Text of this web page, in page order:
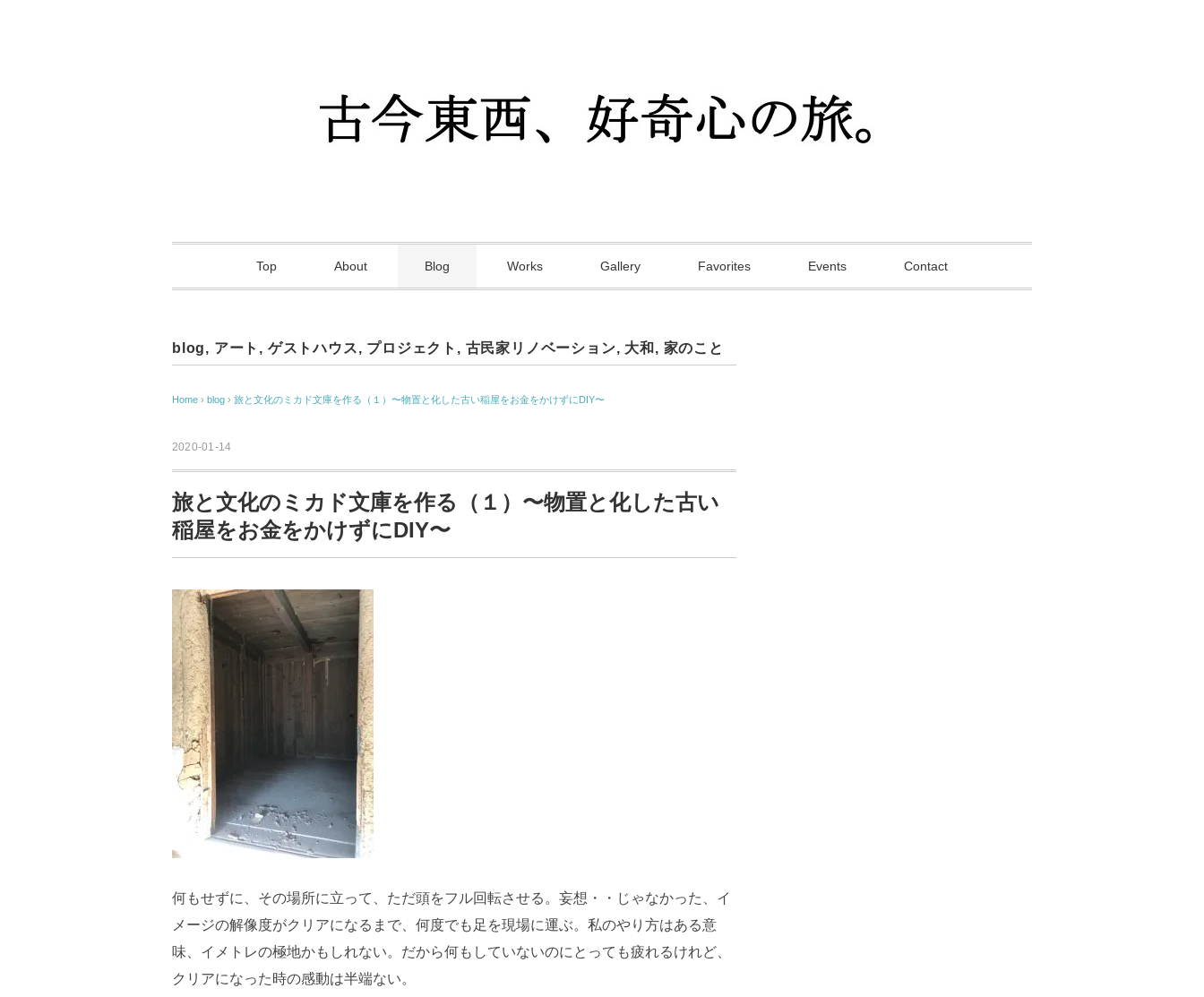
Top About Blog Works Gallery Favorites Events Contact
blog, アート , ゲストハウス, プロジェクト , 古民家リノベーション, 大和 , 家のこと
Home › blog › 旅と文化のミカド文庫を作る（１）〜物置と化した古い稲屋をお金をかけずにDIY〜
2020-01-14
旅と文化のミカド文庫を作る（１）〜物置と化した古い
稲屋をお金をかけずにDIY〜
何もせずに、その場所に立って、ただ頭をフル回転させる。妄想・・じゃなかった、イ
メージの解像度がクリアになるまで、何度でも足を現場に運ぶ。私のやり方はある意
味、イメトレの極地かもしれない。だから何もしていないのにとっても疲れるけれど、
クリアになった時の感動は半端ない。